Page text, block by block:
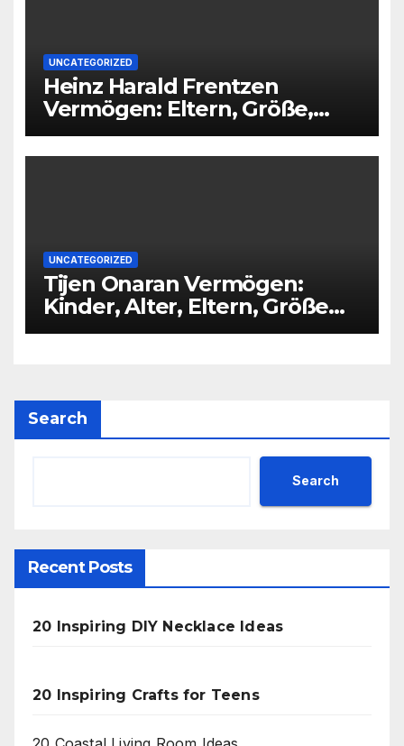
UNCATEGORIZED
Heinz Harald Frentzen
Vermögen: Eltern, Größe,
Partner, Alter
UNCATEGORIZED
Tijen Onaran Vermögen:
Kinder, Alter, Eltern, Größe
Partner
Search
Search
Recent Posts
20 Inspiring DIY Necklace Ideas
20 Inspiring Crafts for Teens